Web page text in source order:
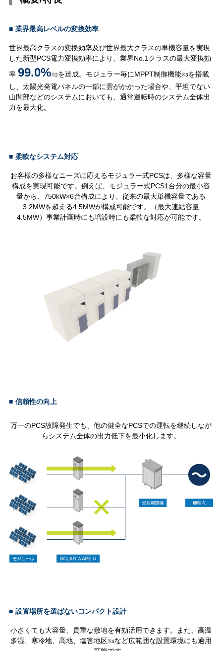
■ 業界最高レベルの変換効率
世界最高クラスの変換効率及び世界最大クラスの単機容量を実現
した新型PCS電力変換効率により、業界No.1クラスの最大変換効
率 99.0%※2を達成。モジュラー毎にMPPT制御機能※3を搭載
し、太陽光発電パネルの一部に雲がかかった場合や、平坦でない
山間部などのシステムにおいても、通常運転時のシステム全体出
力を最大化。
■ 柔軟なシステム対応
お客様の多様なニーズに応えるモジュラー式PCSは、多様な容量
構成を実現可能です。例えば、モジュラー式PCS1台分の最小容
量から、750kW×6台構成により、従来の最大単機容量である
3.2MWを超える4.5MWが構成可能です。（最大連結容量
4.5MW）事業計画時にも増設時にも柔軟な対応が可能です。
■ 信頼性の向上
万一のPCS故障発生でも、他の健全なPCSでの運転を継続しなが
らシステム全体の出力低下を最小化します。
■ 設置場所を選ばないコンパクト設計
小さくても大容量、貴重な敷地を有効活用できます。また、高温
多湿、寒冷地、高地、塩害地区※4など広範囲な設置環境にも適用